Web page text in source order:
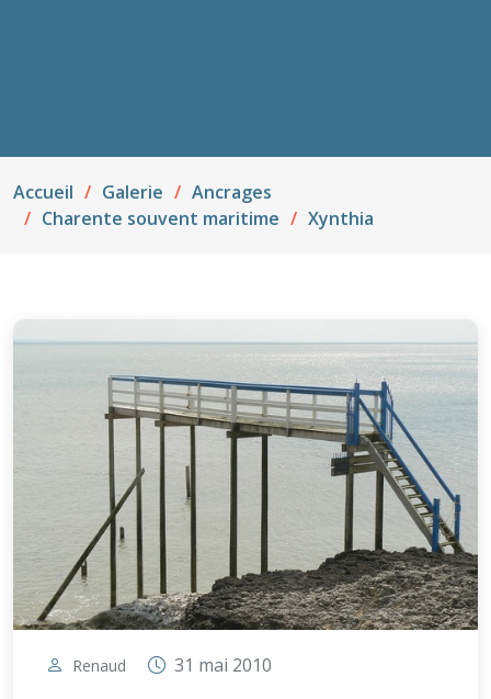
Accueil Galerie
Ancrages
Charente souvent maritime
Xynthia
Renaud
31 mai 2010